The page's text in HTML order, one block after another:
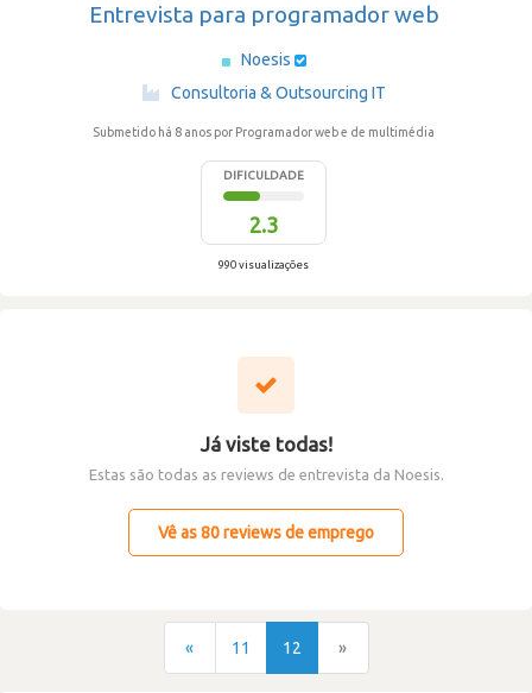
Entrevista para programador web
Noesis
·
Consultoria & Outsourcing IT
Submetido há 8 anos por Programador web e de multimédia
DIFICULDADE
2.3
990 visualizações
Já viste todas!
Estas são todas as reviews de entrevista da Noesis.
Vê as 80 reviews de emprego
« 11 12 »